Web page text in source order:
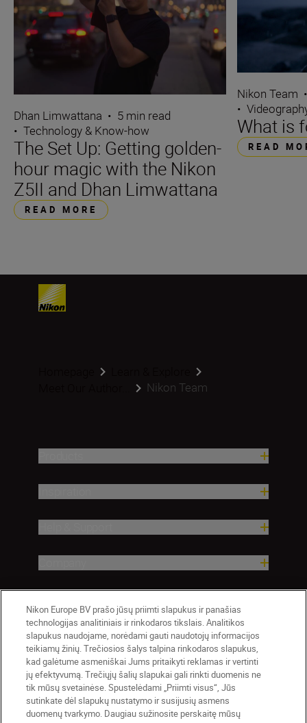
Dhan Limwattana • 5 min read
• Technology & Know-how
The Set Up: Getting golden-
hour magic with the Nikon
Z5II and Dhan Limwattana
READ MORE
Nikon Team
•
What is
READ
Nikon Team
Lietuva Nikon Sites
Contact Us Privacy Notice Terms of Use
Nikon Europe BV prašo jūsų priimti slapukus ir panašias
technologijas analitiniais ir rinkodaros tikslais. Analitikos
slapukus naudojame, norėdami gauti naudotojų informacijos
teikiamų žinių. Trečiosios šalys talpina rinkodaros slapukus,
kad galėtume asmeniškai Jums pritaikyti reklamas ir vertinti
jų efektyvumą. Trečiųjų šalių slapukai gali rinkti duomenis ne
tik mūsų svetainėse. Spustelėdami „Priimti visus“, Jūs
sutinkate dėl slapukų nustatymo ir susijusių asmens
duomenų tvarkymo. Daugiau sužinosite perskaitę mūsų